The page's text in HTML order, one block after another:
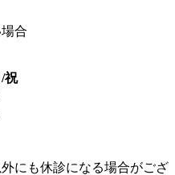
合
/祝
にも休診になる場合がござ